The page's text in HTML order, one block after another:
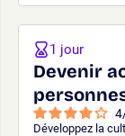
Devenir
4
Développez la
1 jour